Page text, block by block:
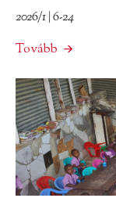
2026/1 | 6-24
Tovább